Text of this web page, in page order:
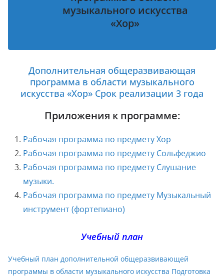
музыкального искусства
«Хор»
Дополнительная общеразвивающая
программа в области музыкального
искусства «Хор» Срок реализации 3 года
Приложения к программе:
Рабочая программа по предмету Хор
Рабочая программа по предмету Сольфеджио
Рабочая программа по предмету Слушание
музыки.
Рабочая программа по предмету Музыкальный
инструмент (фортепиано)
Учебный план
Учебный план дополнительной общеразвивающей
программы в области музыкального искусства Подготовка